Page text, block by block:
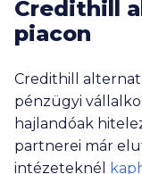
Credithill
piacon
Credithill
pénzügyi
hajlandóak
partnerei már
intézeteknél